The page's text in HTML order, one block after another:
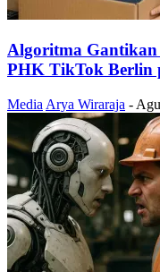
Algoritma
PHK TikTok Berlin
Media Arya Wiraraja -